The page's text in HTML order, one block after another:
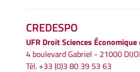
CREDESPO
UFR Droit Sciences
4 boulevard Gabriel - 21000
Tél. +33 (0)3 80 39 53 63